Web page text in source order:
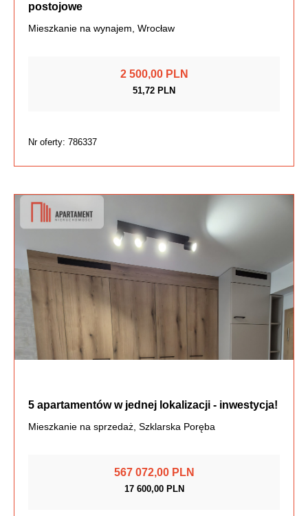
postojowe
Mieszkanie na wynajem, Wrocław
2 500,00 PLN
51,72 PLN
Nr oferty: 786337
5 apartamentów w jednej lokalizacji - inwestycja!
Mieszkanie na sprzedaż, Szklarska Poręba
567 072,00 PLN
17 600,00 PLN